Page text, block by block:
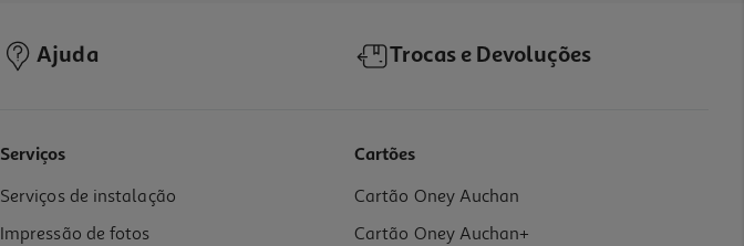
Ajuda Trocas e Devoluções
Serviços
Serviços de instalação
Impressão de fotos
Cartões
Cartão Oney Auchan
Cartão Oney Auchan+